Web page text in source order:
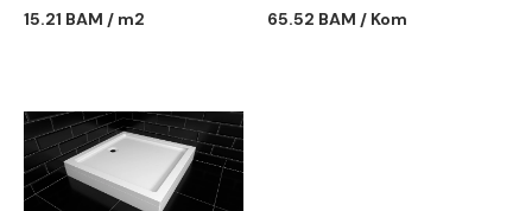
15.21 BAM / m2
65.52 BAM / Kom